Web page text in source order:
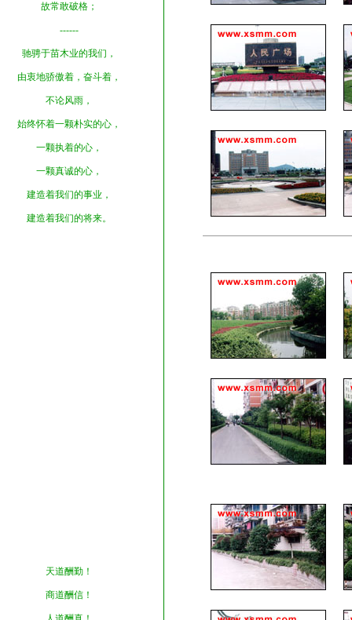
故常敢破格；
------
驰骋于苗木业的我们，
由衷地骄傲着，奋斗着，
不论风雨，
始终怀着一颗朴实的心，
一颗执着的心，
一颗真诚的心，
建造着我们的事业，
建造着我们的将来。
天道酬勤！
商道酬信！